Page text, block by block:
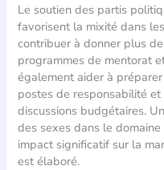
Le soutien des partis
favorisent la mixité dans
contribuer à donner plus
programmes de mentorat
également aider à
postes de responsabilité
discussions budgétaires.
des sexes dans le
impact significatif sur la
est élaboré.